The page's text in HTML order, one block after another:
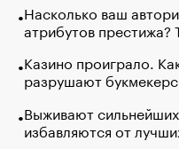
Насколько ваш
атрибутов престижа?
Казино проиграло.
разрушают
Выживают
избавляются от